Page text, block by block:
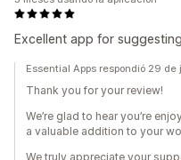
Excellent app for
Essential Apps respondió 29
Thank you for your review!
We’re glad to hear you’re
a valuable addition to your
We truly appreciate your